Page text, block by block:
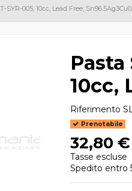
005, 10cc, Lead Free,
Pasta
10cc,
Riferimento
Prenotabile
32,80 €
Tasse escluse
Spedito entro